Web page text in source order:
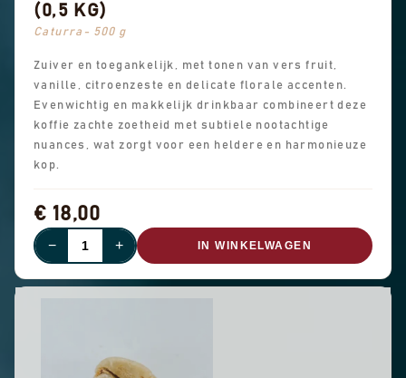
(0,5 KG)
Caturra- 500 g
Zuiver en toegankelijk, met tonen van vers fruit,
vanille, citroenzeste en delicate florale accenten.
Evenwichtig en makkelijk drinkbaar combineert deze
koffie zachte zoetheid met subtiele nootachtige
nuances, wat zorgt voor een heldere en harmonieuze
kop.
€ 18,00
− + IN WINKELWAGEN